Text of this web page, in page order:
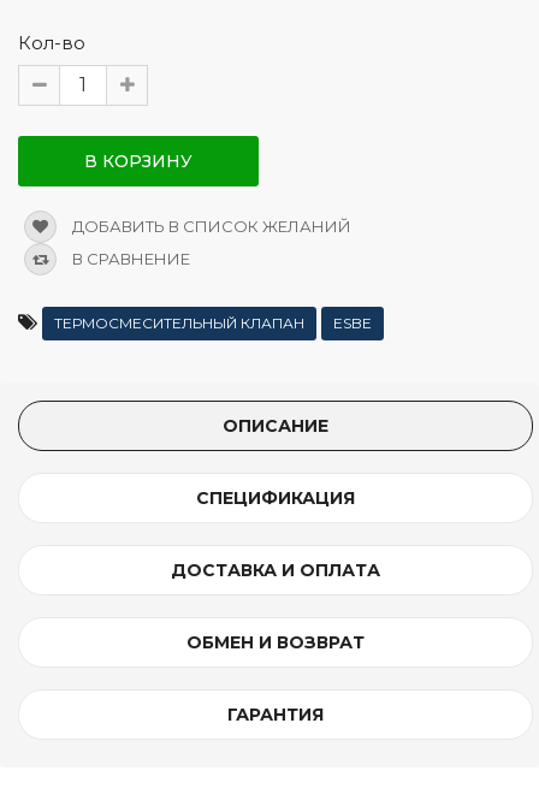
Кол-во
В КОРЗИНУ
ДОБАВИТЬ В СПИСОК ЖЕЛАНИЙ
В СРАВНЕНИЕ
ТЕРМОСМЕСИТЕЛЬНЫЙ КЛАПАН ESBE
ОПИСАНИЕ
СПЕЦИФИКАЦИЯ
ДОСТАВКА И ОПЛАТА
ОБМЕН И ВОЗВРАТ
ГАРАНТИЯ